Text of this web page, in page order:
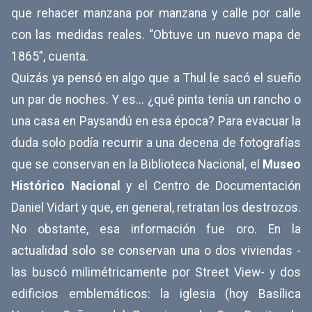
que rehacer manzana por manzana y calle por calle
con las medidas reales. “Obtuve un nuevo mapa de
1865”, cuenta.
Quizás ya pensó en algo que a Thul le sacó el sueño
un par de noches. Y es... ¿qué pinta tenía un rancho o
una casa en Paysandú en esa época? Para evacuar la
duda solo podía recurrir a una decena de fotografías
que se conservan en la Biblioteca Nacional, el Museo
Histórico Nacional
y el Centro de Documentación
Daniel Vidart y que, en general, retratan los destrozos.
No obstante, esa información fue oro. En la
actualidad solo se conservan una o dos viviendas -
las buscó milimétricamente por Street View- y dos
edificios emblemáticos: la iglesia (hoy Basílica